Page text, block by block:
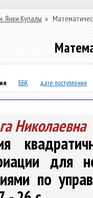
Янки Купалы »
ББК дате поступления
Николаевна
для
по